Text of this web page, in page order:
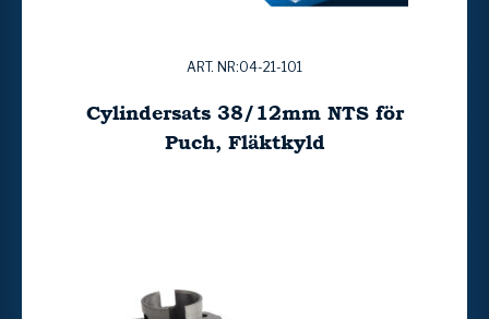
ART. NR:04-21-101
Cylindersats 38/12mm NTS för
Puch, Fläktkyld